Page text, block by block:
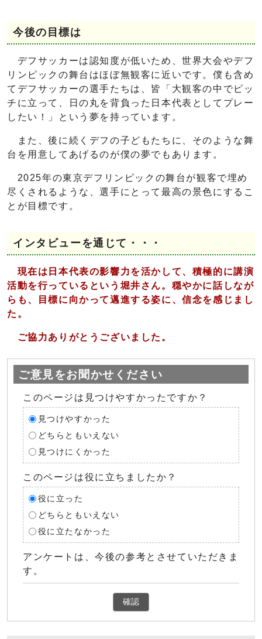
今後の目標は
デフサッカーは認知度が低いため、世界大会やデフ
リンピックの舞台はほぼ無観客に近いです。僕も含め
てデフサッカーの選手たちは、皆「大観客の中でピッ
チに立って、日の丸を背負った日本代表としてプレー
したい！」という夢を持っています。
また、後に続くデフの子どもたちに、そのような舞
台を用意してあげるのが僕の夢でもあります。
2025年の東京デフリンピックの舞台が観客で埋め
尽くされるような、選手にとって最高の景色にするこ
とが目標です。
インタビューを通じて・・・
現在は日本代表の影響力を活かして、積極的に講演
活動を行っているという堀井さん。穏やかに話しなが
らも、目標に向かって邁進する姿に、信念を感じまし
た。
ご協力ありがとうございました。
ご意見をお聞かせください
このページは見つけやすかったですか？
見つけやすかった
どちらともいえない
見つけにくかった
このページは役に立ちましたか？
役に立った
どちらともいえない
役に立たなかった
アンケートは、今後の参考とさせていただきま
す。
確認